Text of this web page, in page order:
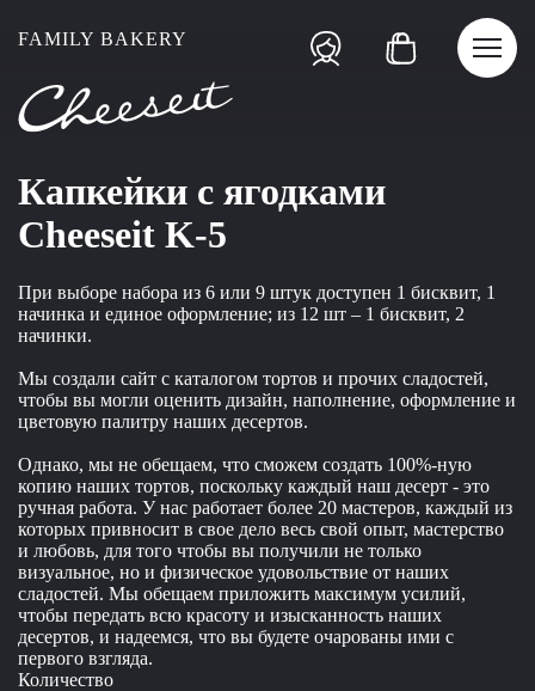
FAMILY BAKERY
Капкейки с ягодками
Cheeseit K-5
При выборе набора из 6 или 9 штук доступен 1 бисквит, 1
начинка и единое оформление; из 12 шт – 1 бисквит, 2
начинки.
Мы создали сайт с каталогом тортов и прочих сладостей,
чтобы вы могли оценить дизайн, наполнение, оформление и
цветовую палитру наших десертов.
Однако, мы не обещаем, что сможем создать 100%-ную
копию наших тортов, поскольку каждый наш десерт - это
ручная работа. У нас работает более 20 мастеров, каждый из
которых привносит в свое дело весь свой опыт, мастерство
и любовь, для того чтобы вы получили не только
визуальное, но и физическое удовольствие от наших
сладостей. Мы обещаем приложить максимум усилий,
чтобы передать всю красоту и изысканность наших
десертов, и надеемся, что вы будете очарованы ими с
первого взгляда.
Количество